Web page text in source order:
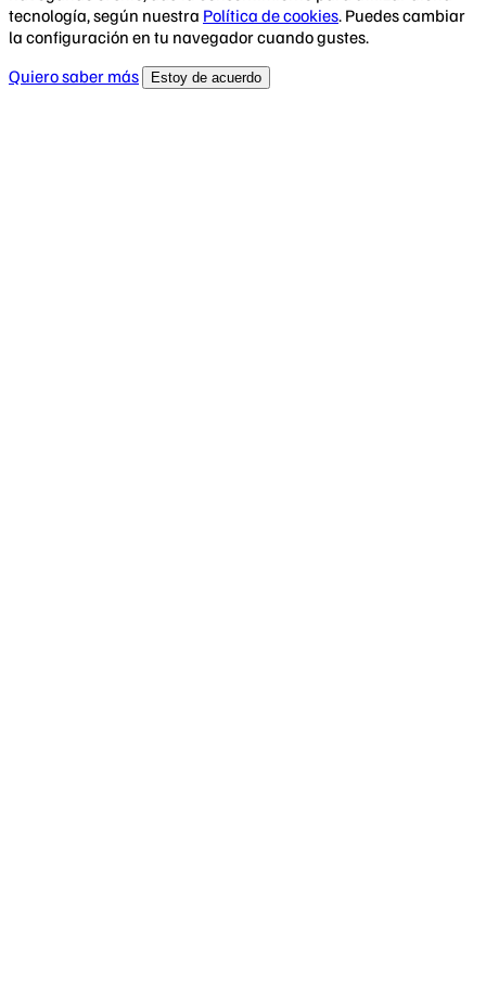
tecnología, según nuestra Política de cookies. Puedes cambiar
la configuración en tu navegador cuando gustes.
Quiero saber más
Estoy de acuerdo